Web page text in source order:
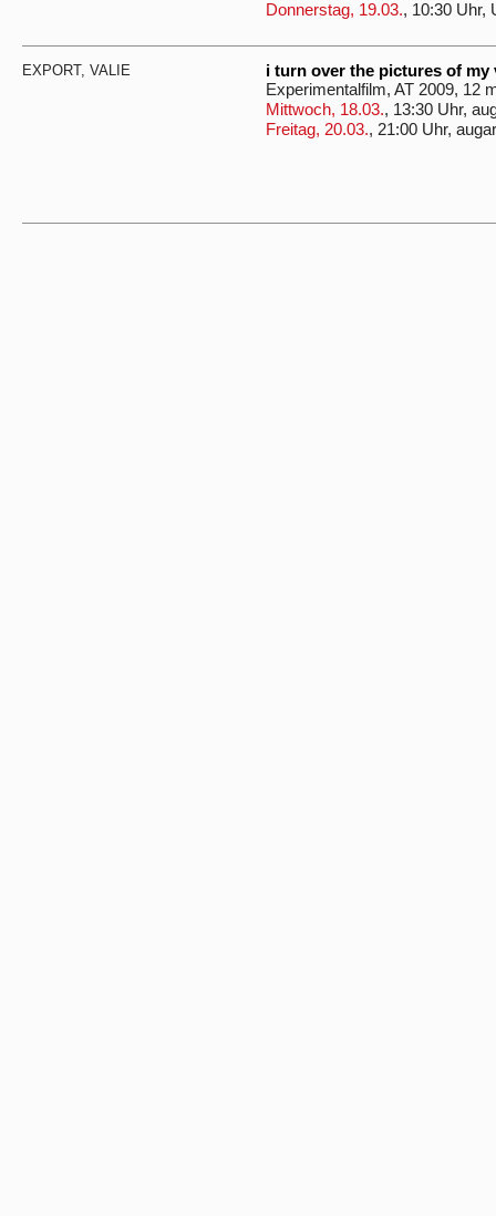
Donnerstag, 19.03., 10:30 Uhr,
EXPORT, VALIE
i turn over the pictures of my
Experimentalfilm, AT 2009, 12
Mittwoch, 18.03., 13:30 Uhr,
Freitag, 20.03., 21:00 Uhr,